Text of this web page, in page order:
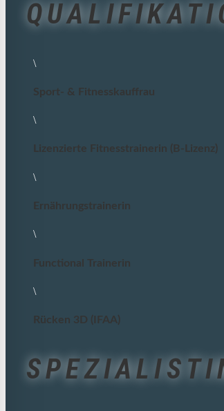
\
Sport- & Fitnesskauffrau
\
Lizenzierte Fitnesstrainerin (B-Lizenz)
\
Ernährungstrainerin
\
Functional Trainerin
\
Rücken 3D (IFAA)